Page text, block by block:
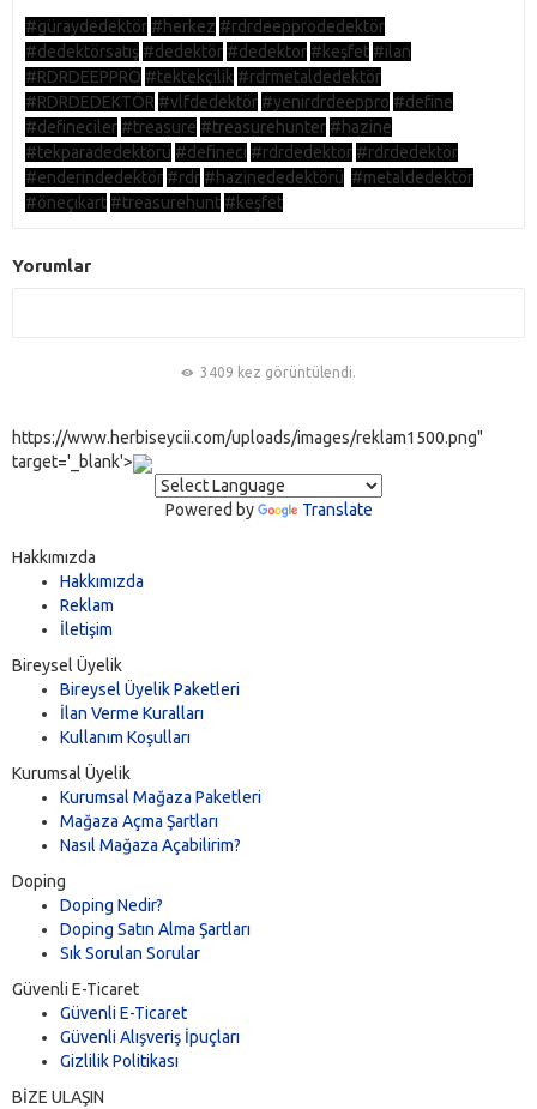
#güraydedektör #herkez #rdrdeepprodedektör
#dedektörsatış #dedektör #dedektor #keşfet #ilan
#RDRDEEPPRO #tektekçilik #rdrmetaldedektör
#RDRDEDEKTÖR #vlfdedektör #yenirdrdeeppro #define
#defineciler #treasure #treasurehunter #hazine
#tekparadedektörü #defineci #rdrdedektor #rdrdedektör
#enderindedektör #rdr #hazinededektörü #metaldedektör
#öneçıkart #treasurehunt #keşfet
Yorumlar
3409 kez görüntülendi.
https://www.herbiseycii.com/uploads/images/reklam1500.png"
target='_blank'>
Powered by Translate
Hakkımızda
Hakkımızda
Reklam
İletişim
Bireysel Üyelik
Bireysel Üyelik Paketleri
İlan Verme Kuralları
Kullanım Koşulları
Kurumsal Üyelik
Kurumsal Mağaza Paketleri
Mağaza Açma Şartları
Nasıl Mağaza Açabilirim?
Doping
Doping Nedir?
Doping Satın Alma Şartları
Sık Sorulan Sorular
Güvenli E-Ticaret
Güvenli E-Ticaret
Güvenli Alışveriş İpuçları
Gizlilik Politikası
BİZE ULAŞIN